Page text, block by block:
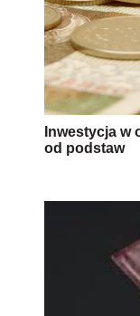
Inwestycja w
od podstaw